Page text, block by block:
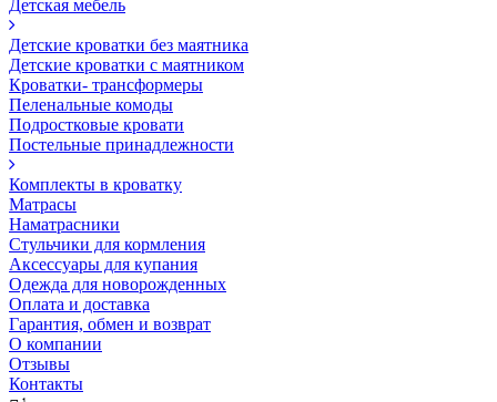
Детская мебель
Детские кроватки без маятника
Детские кроватки с маятником
Кроватки- трансформеры
Пеленальные комоды
Подростковые кровати
Постельные принадлежности
Комплекты в кроватку
Матрасы
Наматрасники
Стульчики для кормления
Аксессуары для купания
Одежда для новорожденных
Оплата и доставка
Гарантия, обмен и возврат
О компании
Отзывы
Контакты